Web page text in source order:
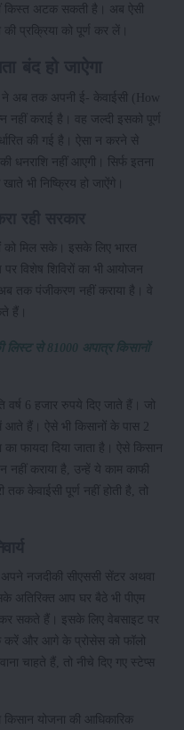
किस्त अटक सकती है। अब ऐसी
प्रक्रिया को पूर्ण कर लें।
ने अब तक अपनी ई- केवाईसी (How
कराई है। वह जल्दी इसको पूर्ण
की गई है। ऐसा न करने से
की धनराशि नहीं आएगी। सिर्फ इतना
भी निष्क्रिय हो जाऐंगे।
को मिल सके। इसके लिए भारत
विशेष शिविरों का भी आयोजन
तक पंजीकरण नहीं कराया है। वे
हैं।
लिस्ट से 81000 अपात्र किसानों
वर्ष 6 हजार रुपये दिए जाते हैं। जो
आते हैं। ऐसे भी किसानों के पास 2
फायदा दिया जाता है। ऐसे किसान
नहीं कराया है, उन्हें ये काम काफी
केवाईसी पूर्ण नहीं होती है, तो
नजदीकी सीएससी सेंटर अथवा
आप घर बैठे भी पीएम
कर सकते हैं। इसके लिए वेबसाइट पर
करें और आगे के प्रोसेस को फॉलो
चाहते हैं, तो नीचे दिए गए स्टेप्स
योजना की आधिकारिक